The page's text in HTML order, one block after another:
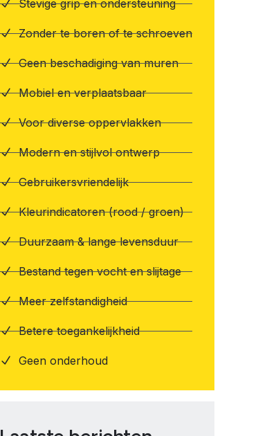
Stevige grip en ondersteuning
Zonder te boren of te schroeven
Geen beschadiging van muren
Mobiel en verplaatsbaar
Voor diverse oppervlakken
Modern en stijlvol ontwerp
Gebruikersvriendelijk
Kleurindicatoren (rood / groen)
Duurzaam & lange levensduur
Bestand tegen vocht en slijtage
Meer zelfstandigheid
Betere toegankelijkheid
Geen onderhoud